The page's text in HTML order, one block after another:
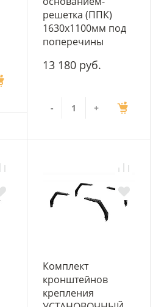
решетка (ППК)
1630х1100мм под
поперечины
13 180 руб.
- +
Комплект
кронштейнов
крепления